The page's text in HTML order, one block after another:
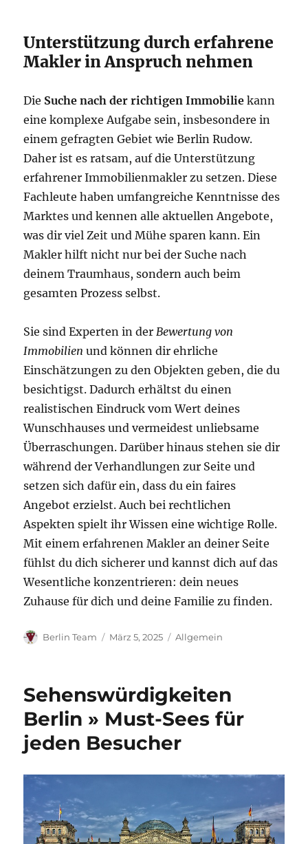
Unterstützung durch erfahrene
Makler in Anspruch nehmen
Die Suche nach der richtigen Immobilie kann
eine komplexe Aufgabe sein, insbesondere in
einem gefragten Gebiet wie Berlin Rudow.
Daher ist es ratsam, auf die Unterstützung
erfahrener Immobilienmakler zu setzen. Diese
Fachleute haben umfangreiche Kenntnisse des
Marktes und kennen alle aktuellen Angebote,
was dir viel Zeit und Mühe sparen kann. Ein
Makler hilft nicht nur bei der Suche nach
deinem Traumhaus, sondern auch beim
gesamten Prozess selbst.
Sie sind Experten in derBewertung von
Immobilien und können dir ehrliche
Einschätzungen zu den Objekten geben, die du
besichtigst. Dadurch erhältst du einen
realistischen Eindruck vom Wert deines
Wunschhauses und vermeidest unliebsame
Überraschungen. Darüber hinaus stehen sie dir
während der Verhandlungen zur Seite und
setzen sich dafür ein, dass du ein faires
Angebot erzielst. Auch bei rechtlichen
Aspekten spielt ihr Wissen eine wichtige Rolle.
Mit einem erfahrenen Makler an deiner Seite
fühlst du dich sicherer und kannst dich auf das
Wesentliche konzentrieren: dein neues
Zuhause für dich und deine Familie zu finden.
Autor
Berlin Team
Veröffentlicht
März 5, 2025 Kategorien
Allgemein
Sehenswürdigkeiten
Berlin » Must-Sees für
jeden Besucher